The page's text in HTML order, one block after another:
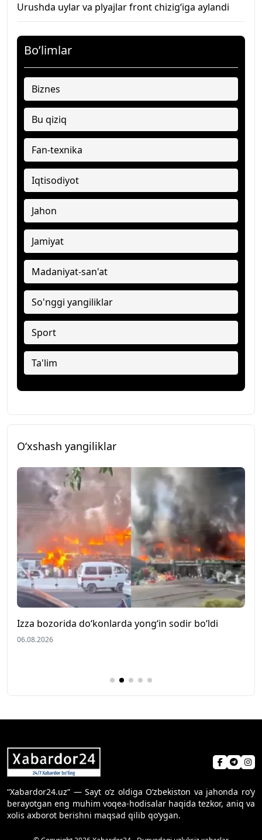
Urushda uylar va plyajlar front chizig‘iga aylandi
Bo’limlar
Biznes
Bu qiziq
Fan-texnika
Iqtisodiyot
Jahon
Jamiyat
Madaniyat-san'at
So'nggi yangiliklar
Sport
Ta'lim
O‘xshash yangiliklar
Izza bozorida do‘konlarda yong‘in sodir bo‘ldi
06.08.2026
“Xabardor24.uz” — Sayt o‘z oldiga O‘zbekiston va jahonda ro‘y
berayotgan eng muhim voqea-hodisalar haqida tezkor, aniq va
xolis axborot berishni maqsad qilib qo‘ygan.